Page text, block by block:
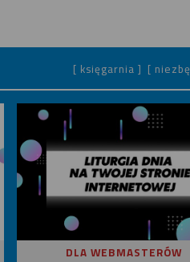
[ księgarnia ] [
DLA WEBMASTERÓW